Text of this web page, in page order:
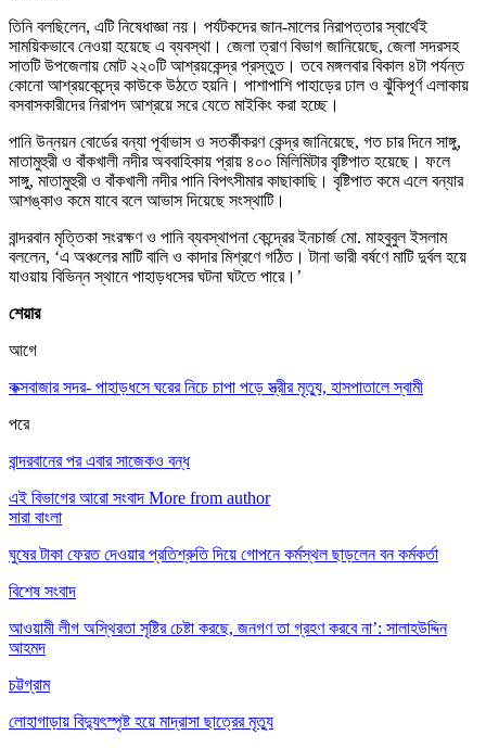
তিনি বলছিলেন, এটি নিষেধাজ্ঞা নয়। পর্যটকদের জান-মালের নিরাপত্তার স্বার্থেই
সাময়িকভাবে নেওয়া হয়েছে এ ব্যবস্থা। জেলা ত্রাণ বিভাগ জানিয়েছে, জেলা সদরসহ
সাতটি উপজেলায় মোট ২২০টি আশ্রয়কেন্দ্র প্রস্তুত। তবে মঙ্গলবার বিকাল ৪টা পর্যন্ত
কোনো আশ্রয়কেন্দ্রে কাউকে উঠতে হয়নি। পাশাপাশি পাহাড়ের ঢাল ও ঝুঁকিপূর্ণ এলাকায়
বসবাসকারীদের নিরাপদ আশ্রয়ে সরে যেতে মাইকিং করা হচ্ছে।
পানি উন্নয়ন বোর্ডের বন্যা পূর্বাভাস ও সতর্কীকরণ কেন্দ্র জানিয়েছে, গত চার দিনে সাঙ্গু,
মাতামুহুরী ও বাঁকখালী নদীর অববাহিকায় প্রায় ৪০০ মিলিমিটার বৃষ্টিপাত হয়েছে। ফলে
সাঙ্গু, মাতামুহুরী ও বাঁকখালী নদীর পানি বিপৎসীমার কাছাকাছি। বৃষ্টিপাত কমে এলে বন্যার
আশঙ্কাও কমে যাবে বলে আভাস দিয়েছে সংস্থাটি।
বান্দরবান মৃত্তিকা সংরক্ষণ ও পানি ব্যবস্থাপনা কেন্দ্রের ইনচার্জ মো. মাহবুবুল ইসলাম
বললেন, ‘এ অঞ্চলের মাটি বালি ও কাদার মিশ্রণে গঠিত। টানা ভারী বর্ষণে মাটি দুর্বল হয়ে
যাওয়ায় বিভিন্ন স্থানে পাহাড়ধসের ঘটনা ঘটতে পারে।’
শেয়ার
আগে
কক্সবাজার সদর- পাহাড়ধসে ঘরের নিচে চাপা পড়ে স্ত্রীর মৃত্যু, হাসপাতালে স্বামী
পরে
বান্দরবানের পর এবার সাজেকও বন্ধ
এই বিভাগের আরো সংবাদ More from author
সারা বাংলা
ঘুষের টাকা ফেরত দেওয়ার প্রতিশ্রুতি দিয়ে গোপনে কর্মস্থল ছাড়লেন বন কর্মকর্তা
বিশেষ সংবাদ
আওয়ামী লীগ অস্থিরতা সৃষ্টির চেষ্টা করছে, জনগণ তা গ্রহণ করবে না’: সালাহউদ্দিন
আহমদ
চট্টগ্রাম
লোহাগাড়ায় বিদ্যুৎস্পৃষ্ট হয়ে মাদ্রাসা ছাত্রের মৃত্যু